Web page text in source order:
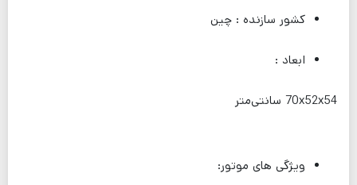
کشور سازنده : چین
ابعاد :
70x52x54 سانتی‌متر
ویژگی های موتور: